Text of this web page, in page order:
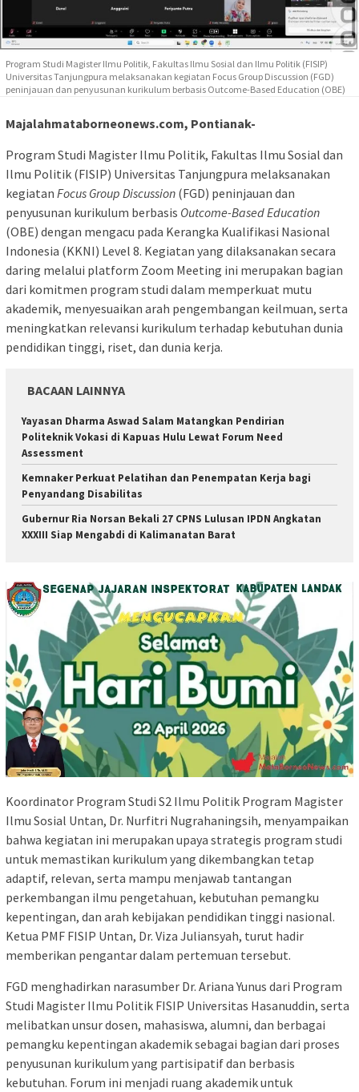
Program Studi Magister Ilmu Politik, Fakultas Ilmu Sosial dan Ilmu Politik (FISIP)
Universitas Tanjungpura melaksanakan kegiatan Focus Group Discussion (FGD)
peninjauan dan penyusunan kurikulum berbasis Outcome-Based Education (OBE)
Majalahmataborneonews.com, Pontianak-
Program Studi Magister Ilmu Politik, Fakultas Ilmu Sosial dan
Ilmu Politik (FISIP) Universitas Tanjungpura melaksanakan
kegiatan Focus Group Discussion (FGD) peninjauan dan
penyusunan kurikulum berbasis Outcome-Based Education
(OBE) dengan mengacu pada Kerangka Kualifikasi Nasional
Indonesia (KKNI) Level 8. Kegiatan yang dilaksanakan secara
daring melalui platform Zoom Meeting ini merupakan bagian
dari komitmen program studi dalam memperkuat mutu
akademik, menyesuaikan arah pengembangan keilmuan, serta
meningkatkan relevansi kurikulum terhadap kebutuhan dunia
pendidikan tinggi, riset, dan dunia kerja.
BACAAN LAINNYA
Yayasan Dharma Aswad Salam Matangkan Pendirian
Politeknik Vokasi di Kapuas Hulu Lewat Forum Need
Assessment
Kemnaker Perkuat Pelatihan dan Penempatan Kerja bagi
Penyandang Disabilitas
Gubernur Ria Norsan Bekali 27 CPNS Lulusan IPDN Angkatan
XXXIII Siap Mengabdi di Kalimanatan Barat
Koordinator Program Studi S2 Ilmu Politik Program Magister
Ilmu Sosial Untan, Dr. Nurfitri Nugrahaningsih, menyampaikan
bahwa kegiatan ini merupakan upaya strategis program studi
untuk memastikan kurikulum yang dikembangkan tetap
adaptif, relevan, serta mampu menjawab tantangan
perkembangan ilmu pengetahuan, kebutuhan pemangku
kepentingan, dan arah kebijakan pendidikan tinggi nasional.
Ketua PMF FISIP Untan, Dr. Viza Juliansyah, turut hadir
memberikan pengantar dalam pertemuan tersebut.
FGD menghadirkan narasumber Dr. Ariana Yunus dari Program
Studi Magister Ilmu Politik FISIP Universitas Hasanuddin, serta
melibatkan unsur dosen, mahasiswa, alumni, dan berbagai
pemangku kepentingan akademik sebagai bagian dari proses
penyusunan kurikulum yang partisipatif dan berbasis
kebutuhan. Forum ini menjadi ruang akademik untuk